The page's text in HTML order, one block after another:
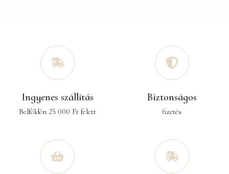
Ingyenes szállítás
Belföldön 25 000 Ft felett
Biztonságos
fizetés